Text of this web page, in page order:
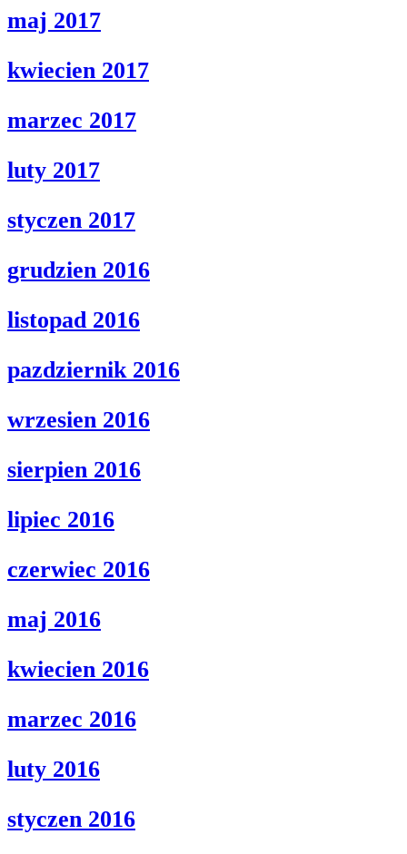
maj 2017
kwiecien 2017
marzec 2017
luty 2017
styczen 2017
grudzien 2016
listopad 2016
pazdziernik 2016
wrzesien 2016
sierpien 2016
lipiec 2016
czerwiec 2016
maj 2016
kwiecien 2016
marzec 2016
luty 2016
styczen 2016